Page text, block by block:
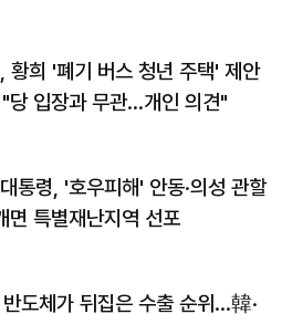
황희 '폐기 버스 청년 주택' 제안
당 입장과 무관…개인 의견"
통령, '호우피해' 안동·의성 관할
면 특별재난지역 선포
도체가 뒤집은 수출 순위…韓·